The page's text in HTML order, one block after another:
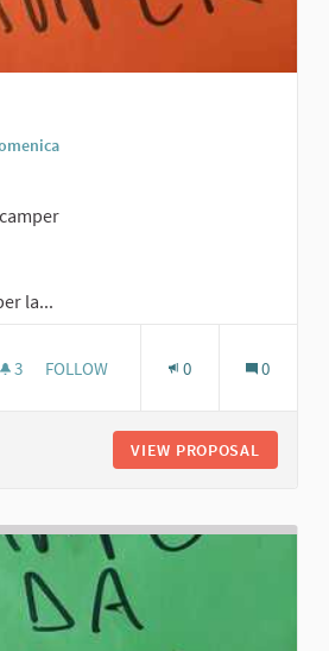
la...
3 3 FOLLOWERS
FOLLOW 0 0
VIEW PROPOSAL